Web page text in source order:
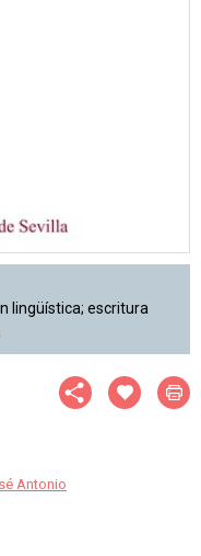
lingüística; escritura
Antonio